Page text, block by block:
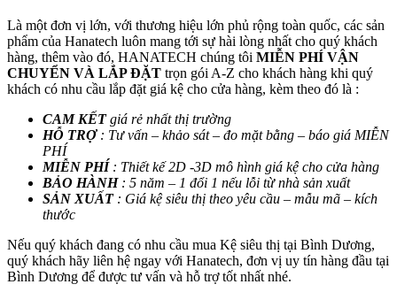
Là một đơn vị lớn, với thương hiệu lớn phủ rộng toàn quốc, các sản
phẩm của Hanatech luôn mang tới sự hài lòng nhất cho quý khách
hàng, thêm vào đó, HANATECH chúng tôi MIỄN PHÍ VẬN
CHUYỂN VÀ LẮP ĐẶT trọn gói A-Z cho khách hàng khi quý
khách có nhu cầu lắp đặt giá kệ cho cửa hàng, kèm theo đó là :
CAM KẾTgiá rẻ nhất thị trường
HỖ TRỢ : Tư vấn – khảo sát – đo mặt bằng – báo giá MIỄN
PHÍ
MIỄN PHÍ : Thiết kế 2D -3D mô hình giá kệ cho cửa hàng
BẢO HÀNH: 5 năm – 1 đổi 1 nếu lỗi từ nhà sản xuất
SẢN XUẤT: Giá kệ siêu thị theo yêu cầu – mẫu mã – kích
thước
Nếu quý khách đang có nhu cầu mua Kệ siêu thị tại Bình Dương,
quý khách hãy liên hệ ngay với Hanatech, đơn vị uy tín hàng đầu tại
Bình Dương để được tư vấn và hỗ trợ tốt nhất nhé.